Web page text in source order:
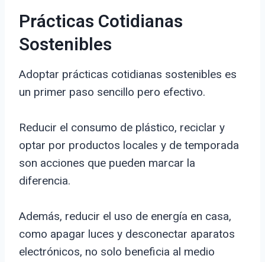
Prácticas Cotidianas
Sostenibles
Adoptar prácticas cotidianas sostenibles es
un primer paso sencillo pero efectivo.
Reducir el consumo de plástico, reciclar y
optar por productos locales y de temporada
son acciones que pueden marcar la
diferencia.
Además, reducir el uso de energía en casa,
como apagar luces y desconectar aparatos
electrónicos, no solo beneficia al medio